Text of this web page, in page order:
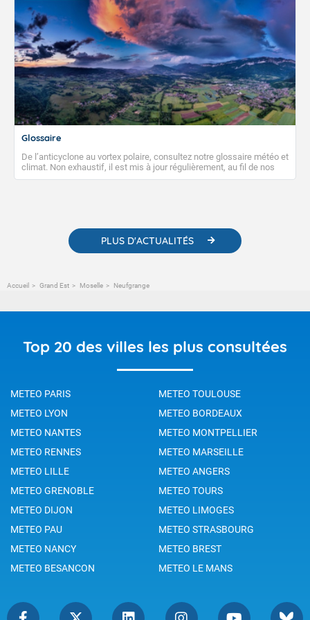
Glossaire
De l’anticyclone au vortex polaire, consultez notre glossaire météo et
climat. Non exhaustif, il est mis à jour régulièrement, au fil de nos
publications. Vous y trouverez également des liens utiles vers nos
PLUS D'ACTUALITÉS
Accueil Grand Est Moselle Neufgrange
Top 20 des villes les plus consultées
METEO PARIS
METEO TOULOUSE
METEO LYON
METEO BORDEAUX
METEO NANTES
METEO MONTPELLIER
METEO RENNES
METEO MARSEILLE
METEO LILLE
METEO ANGERS
METEO GRENOBLE
METEO TOURS
METEO DIJON
METEO LIMOGES
METEO PAU
METEO STRASBOURG
METEO NANCY
METEO BREST
METEO BESANCON
METEO LE MANS